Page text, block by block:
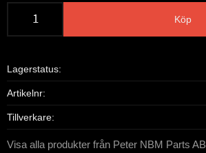
Köp
Lagerstatus
Artikelnr
Tillverkare
Visa alla produkter från Peter NBM Parts AB